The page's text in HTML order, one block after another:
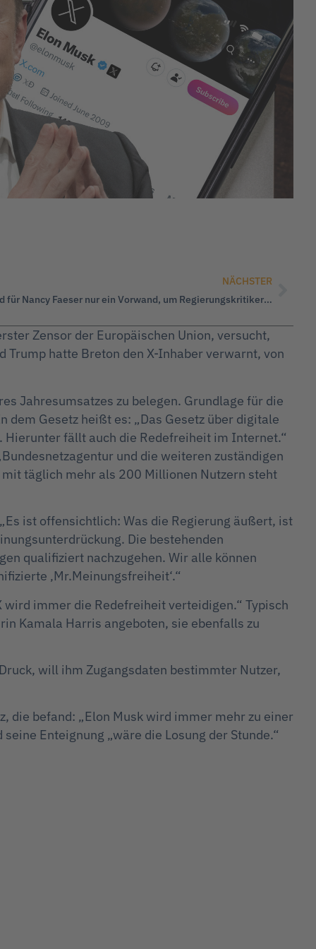
NÄCHSTER
Geheime Hausdurchsuchungen sind für Nancy Faeser nur ein Vorwand, um Regierungskritiker zu verfolgen!
Zensor der Europäischen Union, versucht,
hatte Breton den X-Inhaber verwarnt, von
Jahresumsatzes zu belegen. Grundlage für die
Gesetz heißt es: „Das Gesetz über digitale
fällt auch die Redefreiheit im Internet.“
und die weiteren zuständigen
täglich mehr als 200 Millionen Nutzern steht
ist offensichtlich: Was die Regierung äußert, ist
Die bestehenden
qualifiziert nachzugehen. Wir alle können
‚Mr.Meinungsfreiheit‘.“
immer die Redefreiheit verteidigen.“ Typisch
Kamala Harris angeboten, sie ebenfalls zu
will ihm Zugangsdaten bestimmter Nutzer,
die befand: „Elon Musk wird immer mehr zu einer
Enteignung „wäre die Losung der Stunde.“